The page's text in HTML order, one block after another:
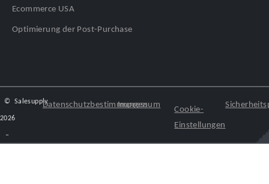
Ecommerce USA
Optimierung der Post-Purchase
©
2026
–
SalesupplyDatenschutzbestimmungen
Impressum
Cookie-
Einstellungen